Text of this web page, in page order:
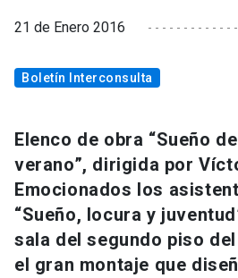
21 de Enero 2016
Boletín Interconsulta
Elenco de obra “Sueño
verano”, dirigida por
Emocionados los
“Sueño, locura y
sala del segundo piso
el gran montaje que